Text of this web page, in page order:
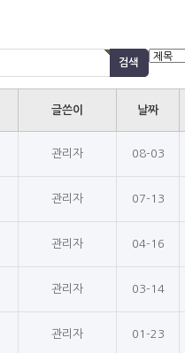
글쓴이 날짜
관리자 08-03
관리자 07-13
관리자 04-16
관리자 03-14
관리자 01-23